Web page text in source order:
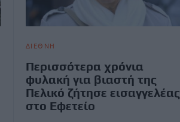
ΔΙΕΘΝΗ
Περισσότερα χρόνια
φυλακή για βιαστή της
Πελικό ζήτησε εισαγγελέας
στο Εφετείο